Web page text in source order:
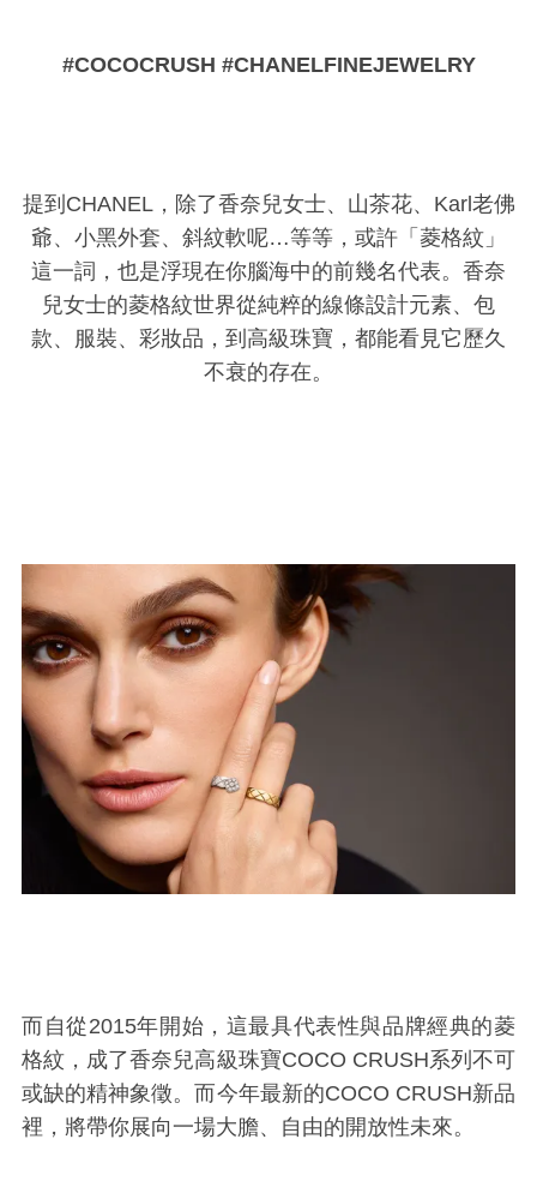
#COCOCRUSH #CHANELFINEJEWELRY
提到CHANEL，除了香奈兒女士、山茶花、Karl老佛
爺、小黑外套、斜紋軟呢…等等，或許「菱格紋」
這一詞，也是浮現在你腦海中的前幾名代表。香奈
兒女士的菱格紋世界從純粹的線條設計元素、包
款、服裝、彩妝品，到高級珠寶，都能看見它歷久
不衰的存在。
而自從2015年開始，這最具代表性與品牌經典的菱
格紋，成了香奈兒高級珠寶COCO CRUSH系列不可
或缺的精神象徵。而今年最新的COCO CRUSH新品
裡，將帶你展向一場大膽、自由的開放性未來。